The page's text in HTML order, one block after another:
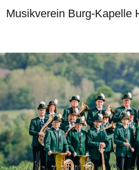
Musikverein Burg-Kapelle